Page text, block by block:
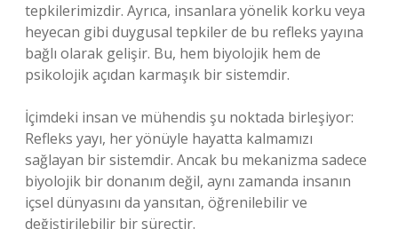
tepkilerimizdir. Ayrıca, insanlara yönelik korku veya
heyecan gibi duygusal tepkiler de bu refleks yayına
bağlı olarak gelişir. Bu, hem biyolojik hem de
psikolojik açıdan karmaşık bir sistemdir.
İçimdeki insan ve mühendis şu noktada birleşiyor:
Refleks yayı, her yönüyle hayatta kalmamızı
sağlayan bir sistemdir. Ancak bu mekanizma sadece
biyolojik bir donanım değil, aynı zamanda insanın
içsel dünyasını da yansıtan, öğrenilebilir ve
değiştirilebilir bir süreçtir.